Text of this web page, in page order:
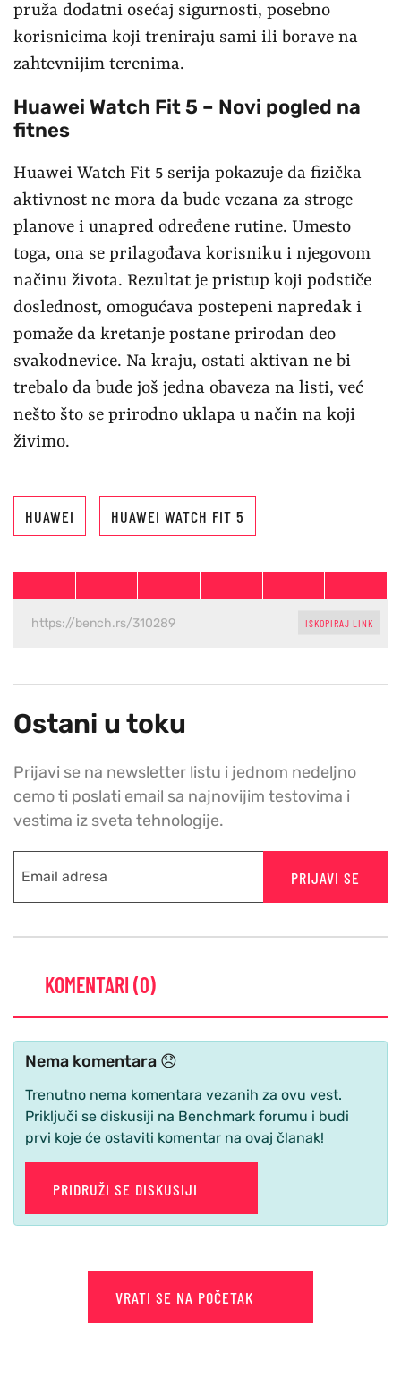
pruža dodatni osećaj sigurnosti, posebno
korisnicima koji treniraju sami ili borave na
zahtevnijim terenima.
Huawei Watch Fit 5 – Novi pogled na
fitnes
Huawei Watch Fit 5 serija pokazuje da fizička
aktivnost ne mora da bude vezana za stroge
planove i unapred određene rutine. Umesto
toga, ona se prilagođava korisniku i njegovom
načinu života. Rezultat je pristup koji podstiče
doslednost, omogućava postepeni napredak i
pomaže da kretanje postane prirodan deo
svakodnevice. Na kraju, ostati aktivan ne bi
trebalo da bude još jedna obaveza na listi, već
nešto što se prirodno uklapa u način na koji
živimo.
HUAWEI HUAWEI WATCH FIT 5
ISKOPIRAJ LINK
Ostani u toku
Prijavi se na newsletter listu i jednom nedeljno
cemo ti poslati email sa najnovijim testovima i
vestima iz sveta tehnologije.
PRIJAVI SE
KOMENTARI (0)
Nema komentara 😞
Trenutno nema komentara vezanih za ovu vest.
Priključi se diskusiji na Benchmark forumu i budi
prvi koje će ostaviti komentar na ovaj članak!
PRIDRUŽI SE DISKUSIJI
VRATI SE NA POČETAK